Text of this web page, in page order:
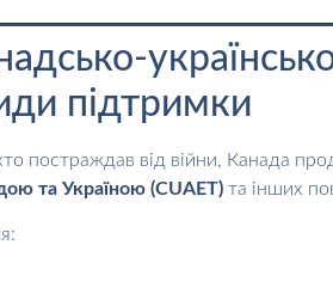
підтримки
постраждав від війни, Канада
та Україною (CUAET) та інших